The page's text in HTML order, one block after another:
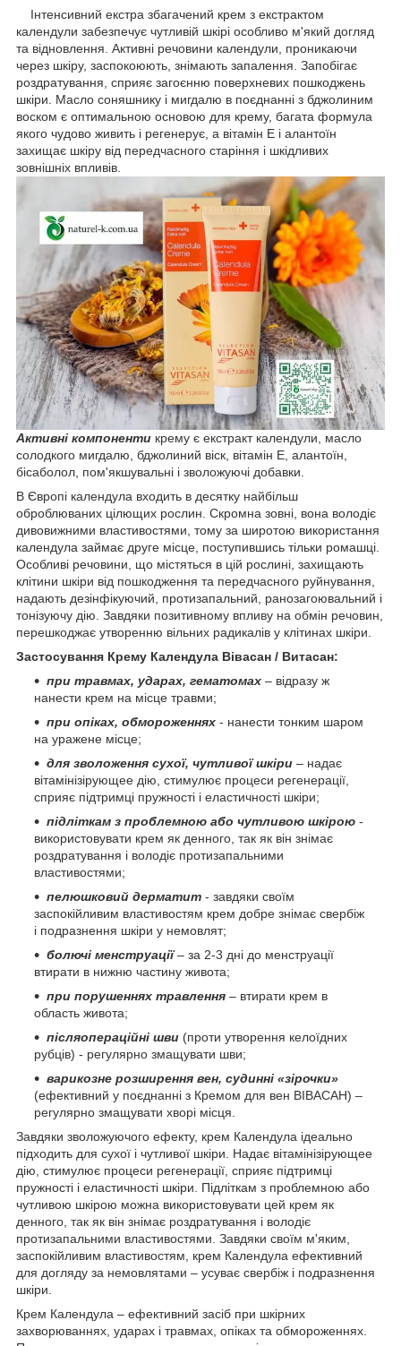
Інтенсивний екстра збагачений крем з екстрактом
календули забезпечує чутливій шкірі особливо м'який догляд
та відновлення. Активні речовини календули, проникаючи
через шкіру, заспокоюють, знімають запалення. Запобігає
роздратування, сприяє загоєнню поверхневих пошкоджень
шкіри. Масло соняшнику і мигдалю в поєднанні з бджолиним
воском є оптимальною основою для крему, багата формула
якого чудово живить і регенерує, а вітамін Е і алантоїн
захищає шкіру від передчасного старіння і шкідливих
зовнішніх впливів.
Активні компоненти крему є екстракт календули, масло
солодкого мигдалю, бджолиний віск, вітамін Е, алантоїн,
бісаболол, пом'якшувальні і зволожуючі добавки.
В Європі календула входить в десятку найбільш
оброблюваних цілющих рослин. Скромна зовні, вона володіє
дивовижними властивостями, тому за широтою використання
календула займає друге місце, поступившись тільки ромашці.
Особливі речовини, що містяться в цій рослині, захищають
клітини шкіри від пошкодження та передчасного руйнування,
надають дезінфікуючий, протизапальний, ранозагоювальний і
тонізуючу дію. Завдяки позитивному впливу на обмін речовин,
перешкоджає утворенню вільних радикалів у клітинах шкіри.
Застосування Крему Календула Вівасан / Витасан:
при травмах, ударах, гематомах – відразу ж
нанести крем на місце травми;
при опіках, обмороженнях - нанести тонким шаром
на уражене місце;
для зволоження сухої, чутливої шкіри – надає
вітамінізірующее дію, стимулює процеси регенерації,
сприяє підтримці пружності і еластичності шкіри;
підліткам з проблемною або чутливою шкірою -
використовувати крем як денного, так як він знімає
роздратування і володіє протизапальними
властивостями;
пелюшковий дерматит - завдяки своїм
заспокійливим властивостям крем добре знімає свербіж
і подразнення шкіри у немовлят;
болючі менструації– за 2-3 дні до менструації
втирати в нижню частину живота;
при порушеннях травлення – втирати крем в
область живота;
післяопераційні шви (проти утворення келоїдних
рубців) - регулярно змащувати шви;
варикозне розширення вен, судинні «зірочки»
(ефективний у поєднанні з Кремом для вен ВІВАСАН) –
регулярно змащувати хворі місця.
Завдяки зволожуючого ефекту, крем Календула ідеально
підходить для сухої і чутливої шкіри. Надає вітамінізірующее
дію, стимулює процеси регенерації, сприяє підтримці
пружності і еластичності шкіри. Підліткам з проблемною або
чутливою шкірою можна використовувати цей крем як
денного, так як він знімає роздратування і володіє
протизапальними властивостями. Завдяки своїм м'яким,
заспокійливим властивостям, крем Календула ефективний
для догляду за немовлятами – усуває свербіж і подразнення
шкіри.
Крем Календула – ефективний засіб при шкірних
захворюваннях, ударах і травмах, опіках та обмороженнях.